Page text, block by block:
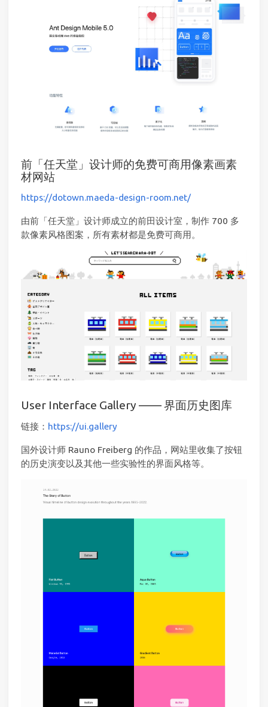
前「任天堂」设计师的免费可商用像素画素
材网站
https://dotown.maeda-design-room.net/
由前「任天堂」设计师成立的前田设计室，制作 700 多
款像素风格图案，所有素材都是免费可商用。
User Interface Gallery —— 界面历史图库
链接： https://ui.gallery
国外设计师 Rauno Freiberg 的作品，网站里收集了按钮
的历史演变以及其他一些实验性的界面风格等。